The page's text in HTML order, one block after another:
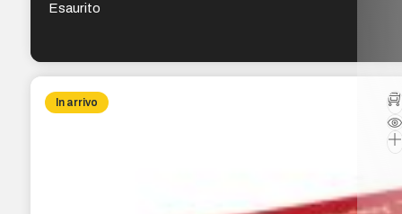
Esaurito
In arrivo